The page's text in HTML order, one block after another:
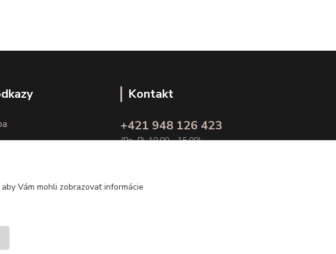
Kontakt
+421 948 126 423
(Po.-Pi. 10.00 - 15.00)
Vám mohli zobrazovať informácie